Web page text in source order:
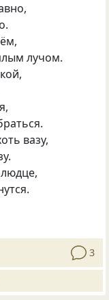
,
,
лучом.
,
,
вазу,
,
3